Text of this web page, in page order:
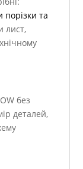
порізки та
лист,
без
деталей,